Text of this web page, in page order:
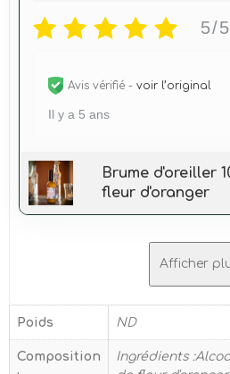
5/5
Avis vérifié - voir l’original
Il y a 5 ans
Brume d'oreiller
fleur d'oranger
Afficher
Poids ND
Composition
Ingrédients